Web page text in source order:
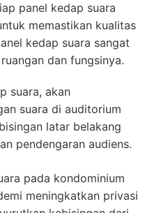
panel kedap suara
memastikan kualitas
kedap suara sangat
dan fungsinya.
suara, akan
suara di auditorium
latar belakang
pendengaran audiens.
pada kondominium
meningkatkan privasi